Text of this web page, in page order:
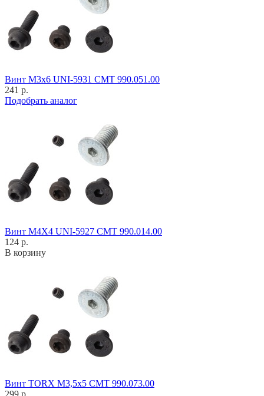
Винт M3x6 UNI-5931 CMT 990.051.00
241 р.
Подобрать аналог
Винт M4X4 UNI-5927 CMT 990.014.00
124 р.
В корзину
Винт TORX M3,5x5 CMT 990.073.00
299 р.